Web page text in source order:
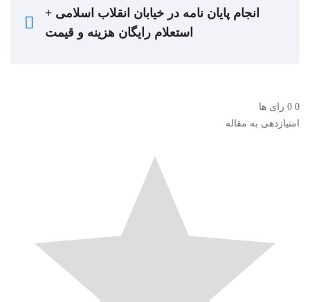
انجام پایان نامه در خیابان انقلاب اسلامی +
استعلام رایگان هزینه و قیمت
0
0 رای ها
امتیازدهی به مقاله